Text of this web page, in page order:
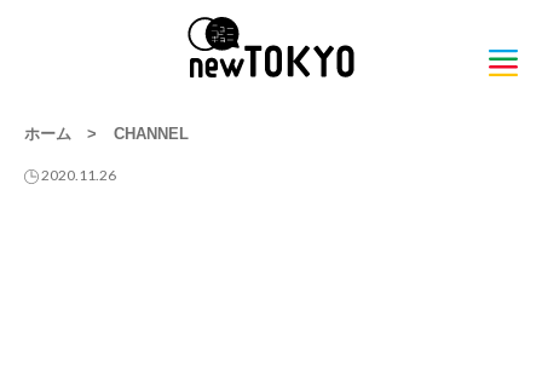
ホーム > CHANNEL
2020.11.26